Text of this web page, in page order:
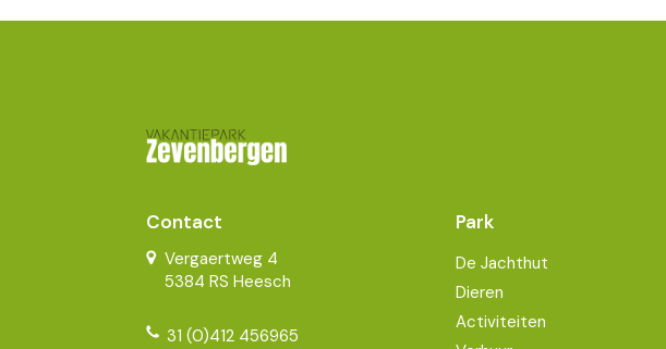
Contact
Vergaertweg 4
5384 RS Heesch
31 (0)412 456965
Park
De Jachthut
Dieren
Activiteiten